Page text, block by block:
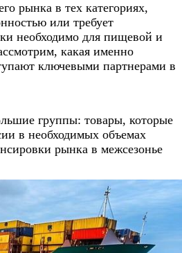
рынка в тех категориях,
или требует
необходимо для пищевой и
какая именно
ключевыми партнерами в
группы: товары, которые
в необходимых объемах
рынка в межсезонье